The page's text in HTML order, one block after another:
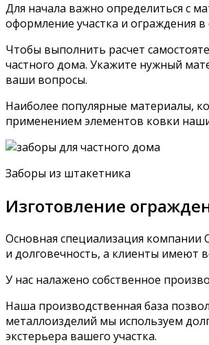
Для начала важно определиться с
оформление участка и ограждения
Чтобы выполнить расчет
частного дома. Укажите нужный
ваши вопросы.
Наиболее популярные материалы,
применением элементов ковки
Заборы из штакетника
Изготовление
Основная специализация
и долговечность, а клиенты имеют
У нас налажено собственное
Наша производственная база
металлоизделий мы используем
экстерьера вашего участка.